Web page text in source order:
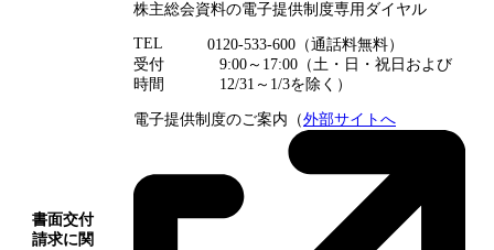
書面交付
請求に関
株主総会資料の電子提供制度専用ダイヤル
TEL
0120-533-600（通話料無料）
受付
時間
9:00～17:00（土・日・祝日および
12/31～1/3を除く）
電子提供制度のご案内（外部サイトへ